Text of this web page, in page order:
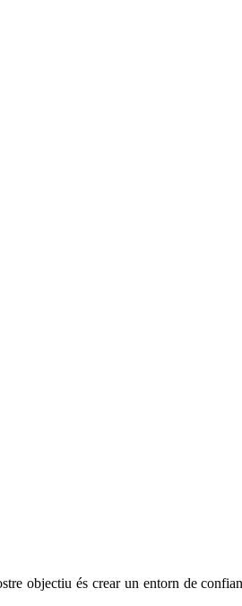
objectiu és crear un entorn de